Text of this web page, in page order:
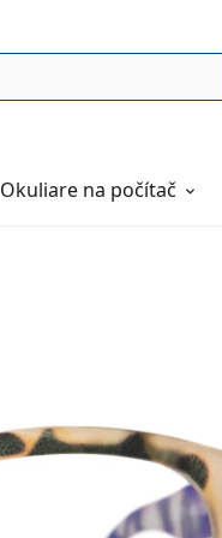
Okuliare na počítač